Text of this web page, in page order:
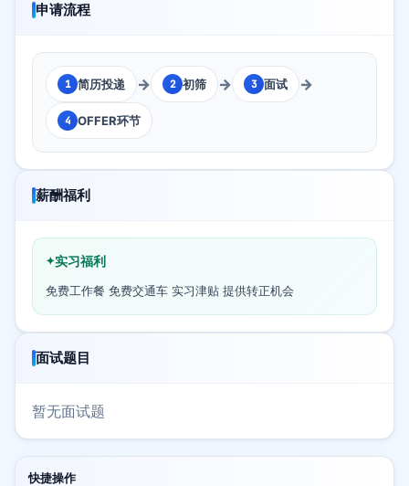
申请流程
1 简历投递 → 2 初筛 → 3 面试 →
4 OFFER环节
薪酬福利
实习福利
免费工作餐 免费交通车 实习津贴 提供转正机会
面试题目
暂无面试题
快捷操作